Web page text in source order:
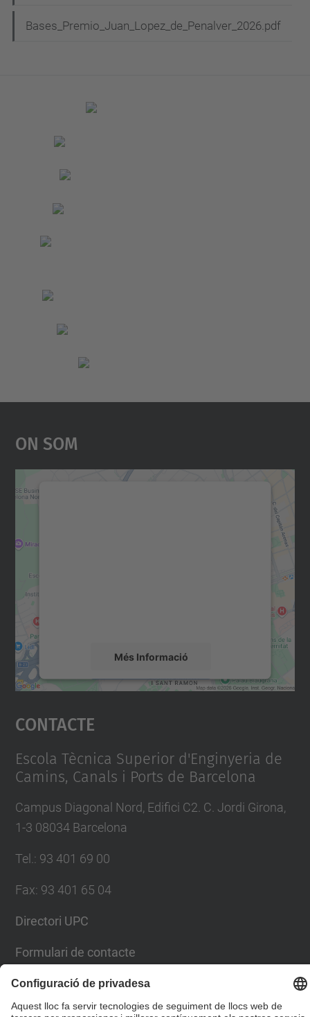
Bases_Premio_Juan_Lopez_de_Penalver_2026.pdf
On Som
Més Informació
Accepta
powered by
Contacte
Escola Tècnica Superior d'Enginyeria de
Camins, Canals i Ports de Barcelona
Campus Diagonal Nord, Edifici C2. C. Jordi Girona,
1-3 08034 Barcelona
Tel.: 93 401 69 00
Fax: 93 401 65 04
Directori UPC
Formulari de contacte